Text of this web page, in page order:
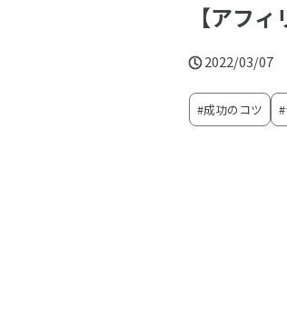
【アフ
2022/03/07
#成功のコツ